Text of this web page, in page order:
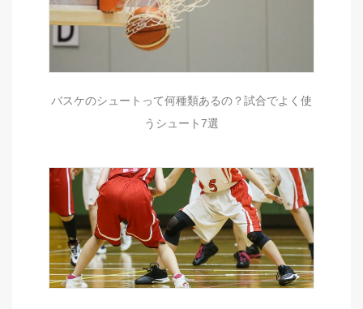
バスケのシュートって何種類あるの？試合でよく使
うシュート7選